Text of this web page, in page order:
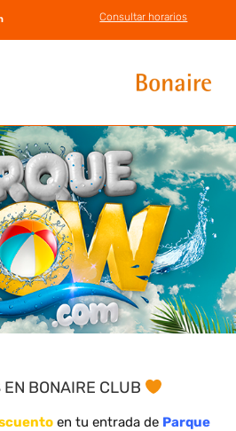
Consultar horarios
BONAIRE CLUB
en tu entrada de Parque